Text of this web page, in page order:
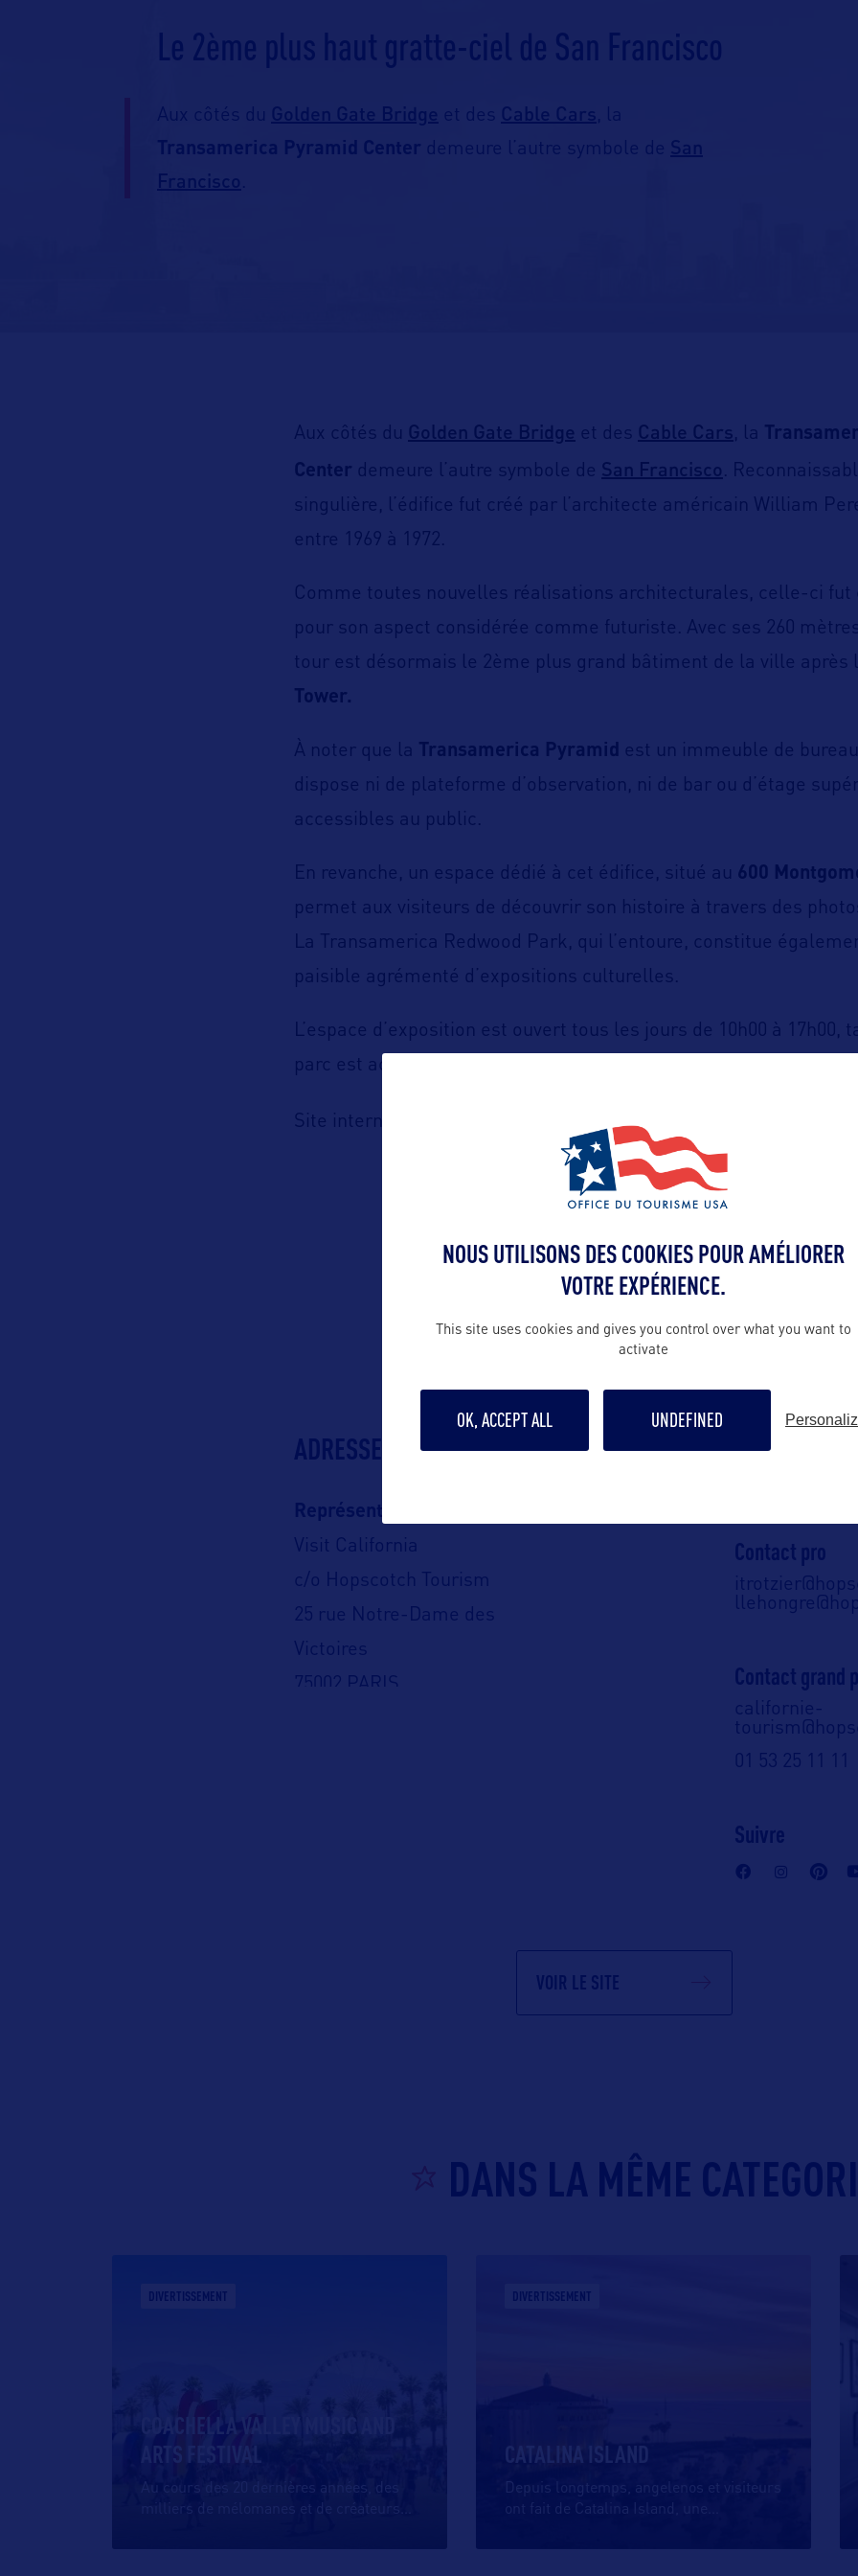
Le 2ème plus haut gratte-ciel de San Francisco
Aux côtés du Golden Gate Bridge et des Cable Cars, la
Transamerica Pyramid Center demeure l’autre symbole de San
Francisco .
Aux côtés du Golden Gate Bridge et des Cable Cars, la
Center demeure l’autre symbole de San Francisco .
singulière, l’édifice fut créé par l’architecte américain William
entre 1969 à 1972.
Comme toutes nouvelles réalisations architecturales, celle-ci fut
pour son aspect considérée comme futuriste. Avec ses 260
tour est désormais le 2ème plus grand bâtiment de la ville après
Tower.
À noter que la Transamerica Pyramid est un immeuble de
dispose ni de plateforme d’observation, ni de bar ou d’étage
accessibles au public.
En revanche, un espace dédié à cet édifice, situé au 600
permet aux visiteurs de découvrir son histoire à travers des
La Transamerica Redwood Park, qui l’entoure, constitue
paisible agrémenté d’expositions culturelles.
L’espace d’exposition est ouvert tous les jours de 10h00 à 17h00,
parc est accessible quotidiennement du lever au coucher du soleil.
Site internet : https://transamericapyramid.com/
ALLEZ PLUS LOIN
ADRESSES
Représentation en France :
Visit California
c/o Hopscotch Tourism
25 rue Notre-Dame des
Victoires
75002 PARIS
Contact presse
Contact pro
Contact grand
californie-
01 53 25 11 11
Suivre
VOIR LE SITE
DANS LA MÊME
DIVERTISSEMENT
COACHELLA VALLEY MUSIC AND
ARTS FESTIVAL
Au cours des 20 dernières années, des
milliers de mélomanes et de créateurs
DIVERTISSEMENT
CATALINA ISLAND
Depuis longtemps, angelenos et visiteurs
ont fait de Catalina Island, une
NOUS UTILISONS DES COOKIES POUR AMÉLIORER
VOTRE EXPÉRIENCE.
This site uses cookies and gives you control over what you want to
activate
OK, ACCEPT ALL UNDEFINED